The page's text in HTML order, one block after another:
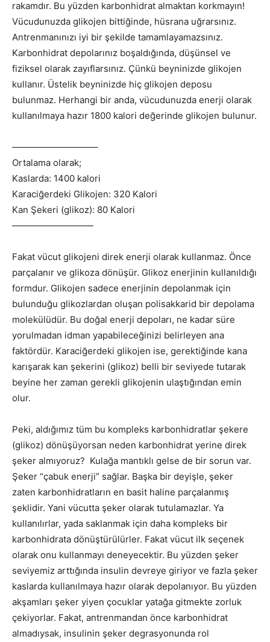
rakamdır. Bu yüzden karbonhidrat almaktan korkmayın!
Vücudunuzda glikojen bittiğinde, hüsrana uğrarsınız.
Antrenmanınızı iyi bir şekilde tamamlayamazsınız.
Karbonhidrat depolarınız boşaldığında, düşünsel ve
fiziksel olarak zayıflarsınız. Çünkü beyninizde glikojen
kullanır. Üstelik beyninizde hiç glikojen deposu
bulunmaz. Herhangi bir anda, vücudunuzda enerji olarak
kullanılmaya hazır 1800 kalori değerinde glikojen bulunur.
—————————–
Ortalama olarak;
Kaslarda: 1400 kalori
Karaciğerdeki Glikojen: 320 Kalori
Kan Şekeri (glikoz): 80 Kalori
—————————
Fakat vücut glikojeni direk enerji olarak kullanmaz. Önce
parçalanır ve glikoza dönüşür. Glikoz enerjinin kullanıldığı
formdur. Glikojen sadece enerjinin depolanmak için
bulunduğu glikozlardan oluşan polisakkarid bir depolama
molekülüdür. Bu doğal enerji depoları, ne kadar süre
yorulmadan idman yapabileceğinizi belirleyen ana
faktördür. Karaciğerdeki glikojen ise, gerektiğinde kana
karışarak kan şekerini (glikoz) belli bir seviyede tutarak
beyine her zaman gerekli glikojenin ulaştığından emin
olur.
Peki, aldığımız tüm bu kompleks karbonhidratlar şekere
(glikoz) dönüşüyorsan neden karbonhidrat yerine direk
şeker almıyoruz? Kulağa mantıklı gelse de bir sorun var.
Şeker “çabuk enerji” sağlar. Başka bir deyişle, şeker
zaten karbonhidratların en basit haline parçalanmış
şeklidir. Yani vücutta şeker olarak tutulamazlar. Ya
kullanılırlar, yada saklanmak için daha kompleks bir
karbonhidrata dönüştürülürler. Fakat vücut ilk seçenek
olarak onu kullanmayı deneyecektir. Bu yüzden şeker
seviyemiz arttığında insulin devreye giriyor ve fazla şeker
kaslarda kullanılmaya hazır olarak depolanıyor. Bu yüzden
akşamları şeker yiyen çocuklar yatağa gitmekte zorluk
çekiyorlar. Fakat, antrenmandan önce karbonhidrat
almadıysak, insulinin şeker degrasyonunda rol